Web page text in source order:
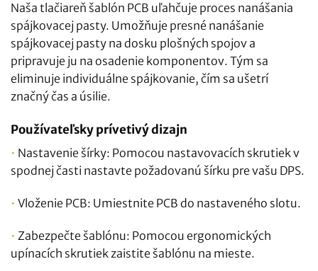
Naša tlačiareň šablón PCB uľahčuje proces nanášania
spájkovacej pasty. Umožňuje presné nanášanie
spájkovacej pasty na dosku plošných spojov a
pripravuje ju na osadenie komponentov. Tým sa
eliminuje individuálne spájkovanie, čím sa ušetrí
značný čas a úsilie.
Používateľsky prívetivý dizajn
• Nastavenie šírky: Pomocou nastavovacích skrutiek v
spodnej časti nastavte požadovanú šírku pre vašu DPS.
• Vloženie PCB: Umiestnite PCB do nastaveného slotu.
• Zabezpečte šablónu: Pomocou ergonomických
upínacích skrutiek zaistite šablónu na mieste.